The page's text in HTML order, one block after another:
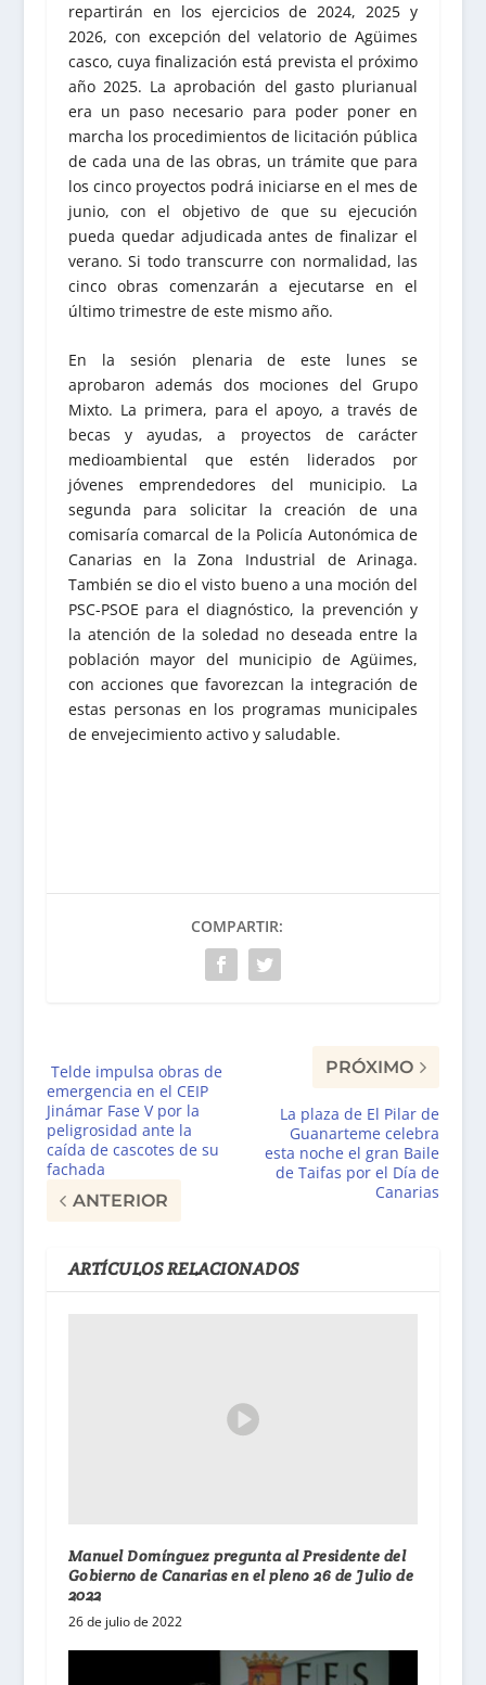
repartirán en los ejercicios de 2024, 2025 y
2026, con excepción del velatorio de Agüimes
casco, cuya finalización está prevista el próximo
año 2025. La aprobación del gasto plurianual
era un paso necesario para poder poner en
marcha los procedimientos de licitación pública
de cada una de las obras, un trámite que para
los cinco proyectos podrá iniciarse en el mes de
junio, con el objetivo de que su ejecución
pueda quedar adjudicada antes de finalizar el
verano. Si todo transcurre con normalidad, las
cinco obras comenzarán a ejecutarse en el
último trimestre de este mismo año.
En la sesión plenaria de este lunes se
aprobaron además dos mociones del Grupo
Mixto. La primera, para el apoyo, a través de
becas y ayudas, a proyectos de carácter
medioambiental que estén liderados por
jóvenes emprendedores del municipio. La
segunda para solicitar la creación de una
comisaría comarcal de la Policía Autonómica de
Canarias en la Zona Industrial de Arinaga.
También se dio el visto bueno a una moción del
PSC-PSOE para el diagnóstico, la prevención y
la atención de la soledad no deseada entre la
población mayor del municipio de Agüimes,
con acciones que favorezcan la integración de
estas personas en los programas municipales
de envejecimiento activo y saludable.
COMPARTIR:
Telde impulsa obras de
emergencia en el CEIP
Jinámar Fase V por la
peligrosidad ante la
caída de cascotes de su
fachada
ANTERIOR
PRÓXIMO
La plaza de El Pilar de
Guanarteme celebra
esta noche el gran Baile
de Taifas por el Día de
Canarias
ARTÍCULOS RELACIONADOS
Manuel Domínguez pregunta al Presidente del
Gobierno de Canarias en el pleno 26 de Julio de
2022
26 de julio de 2022